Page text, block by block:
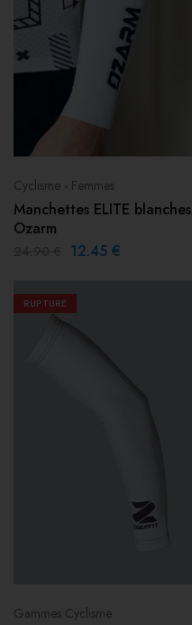
Cyclisme - Femmes
Manchettes ELITE blanches
Ozarm
12.45 €
RUPTURE
Gammes Cyclisme